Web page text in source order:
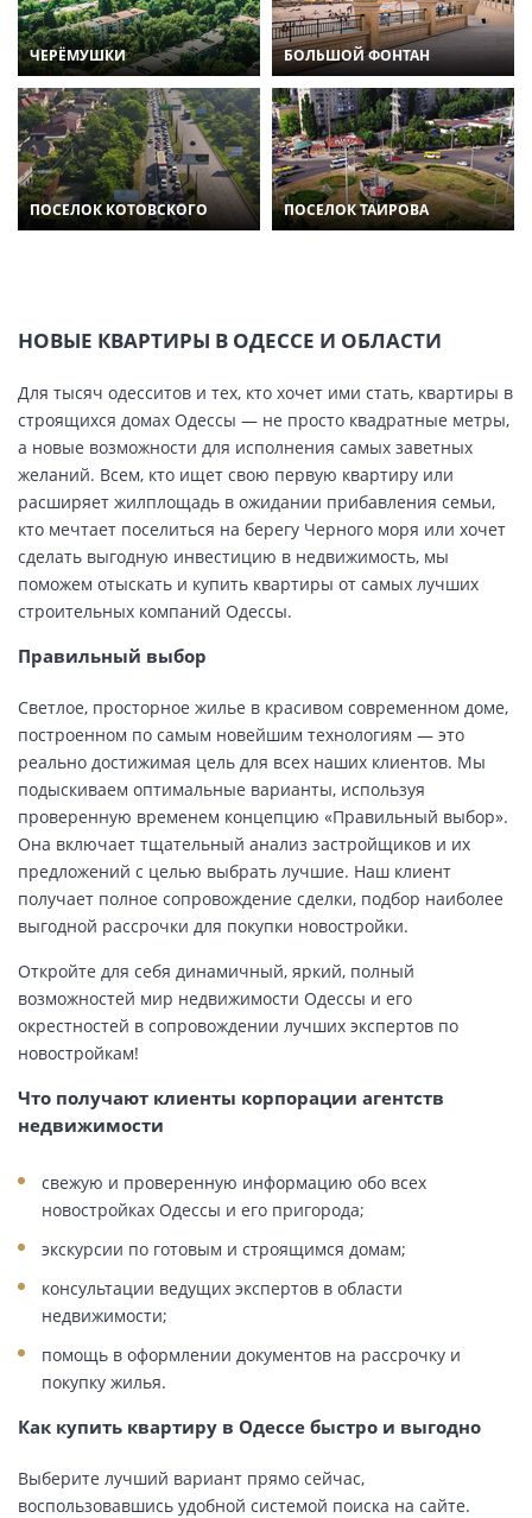
ЧЕРЁМУШКИ БОЛЬШОЙ ФОНТАН
ПОСЕЛОК КОТОВСКОГО ПОСЕЛОК ТАИРОВА
НОВЫЕ КВАРТИРЫ В ОДЕССЕ И ОБЛАСТИ
Для тысяч одесситов и тех, кто хочет ими стать, квартиры в
строящихся домах Одессы — не просто квадратные метры,
а новые возможности для исполнения самых заветных
желаний. Всем, кто ищет свою первую квартиру или
расширяет жилплощадь в ожидании прибавления семьи,
кто мечтает поселиться на берегу Черного моря или хочет
сделать выгодную инвестицию в недвижимость, мы
поможем отыскать и купить квартиры от самых лучших
строительных компаний Одессы.
Правильный выбор
Светлое, просторное жилье в красивом современном доме,
построенном по самым новейшим технологиям — это
реально достижимая цель для всех наших клиентов. Мы
подыскиваем оптимальные варианты, используя
проверенную временем концепцию «Правильный выбор».
Она включает тщательный анализ застройщиков и их
предложений с целью выбрать лучшие. Наш клиент
получает полное сопровождение сделки, подбор наиболее
выгодной рассрочки для покупки новостройки.
Откройте для себя динамичный, яркий, полный
возможностей мир недвижимости Одессы и его
окрестностей в сопровождении лучших экспертов по
новостройкам!
Что получают клиенты корпорации агентств
недвижимости
свежую и проверенную информацию обо всех
новостройках Одессы и его пригорода;
экскурсии по готовым и строящимся домам;
консультации ведущих экспертов в области
недвижимости;
помощь в оформлении документов на рассрочку и
покупку жилья.
Как купить квартиру в Одессе быстро и выгодно
Выберите лучший вариант прямо сейчас,
воспользовавшись удобной системой поиска на сайте.